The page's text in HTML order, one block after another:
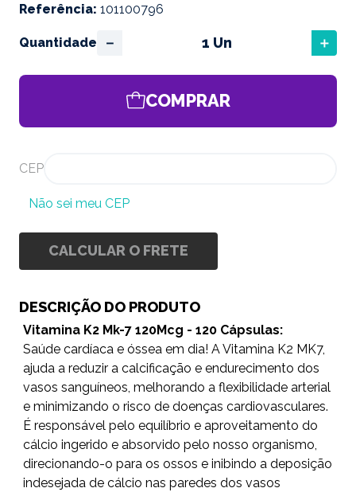
Referência: 101100796
Quantidade ＋
－
COMPRAR
CEP
Não sei meu CEP
CALCULAR O FRETE
DESCRIÇÃO DO PRODUTO
Vitamina K2 Mk-7 120Mcg - 120 Cápsulas:
Saúde cardíaca e óssea em dia! A Vitamina K2 MK7,
ajuda a reduzir a calcificação e endurecimento dos
vasos sanguíneos, melhorando a flexibilidade arterial
e minimizando o risco de doenças cardiovasculares.
É responsável pelo equilíbrio e aproveitamento do
cálcio ingerido e absorvido pelo nosso organismo,
direcionando-o para os ossos e inibindo a deposição
indesejada de cálcio nas paredes dos vasos